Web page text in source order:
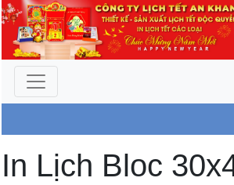
Công Ty An
In Lịch Bloc